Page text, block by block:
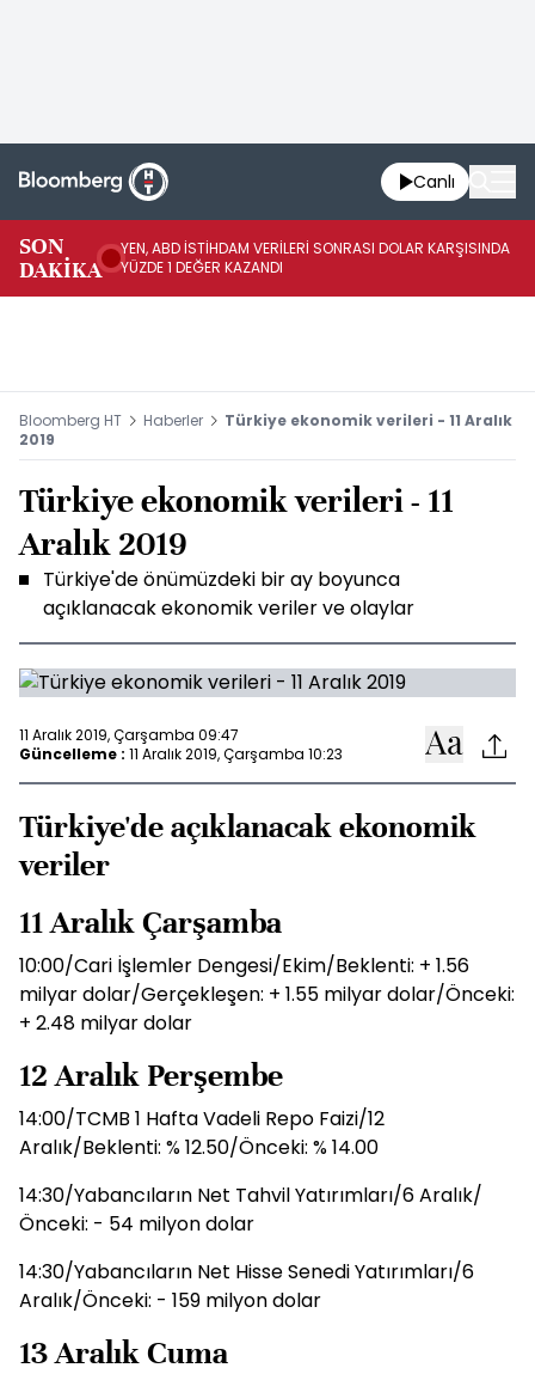
Canlı
SON
DAKİKA
YEN, ABD İSTİHDAM VERİLERİ SONRASI DOLAR KARŞISINDA
YÜZDE 1 DEĞER KAZANDI
Bloomberg HT Haberler
Türkiye ekonomik verileri - 11 Aralık
2019
Türkiye ekonomik verileri - 11
Aralık 2019
Türkiye'de önümüzdeki bir ay boyunca
açıklanacak ekonomik veriler ve olaylar
11 Aralık 2019, Çarşamba 09:47
Güncelleme : 11 Aralık 2019, Çarşamba 10:23
Türkiye'de açıklanacak ekonomik
veriler
11 Aralık Çarşamba
10:00/Cari İşlemler Dengesi/Ekim/Beklenti: + 1.56
milyar dolar/Gerçekleşen: + 1.55 milyar dolar/Önceki:
+ 2.48 milyar dolar
12 Aralık Perşembe
14:00/TCMB 1 Hafta Vadeli Repo Faizi/12
Aralık/Beklenti: % 12.50/Önceki: % 14.00
14:30/Yabancıların Net Tahvil Yatırımları/6 Aralık/
Önceki: - 54 milyon dolar
14:30/Yabancıların Net Hisse Senedi Yatırımları/6
Aralık/Önceki: - 159 milyon dolar
13 Aralık Cuma